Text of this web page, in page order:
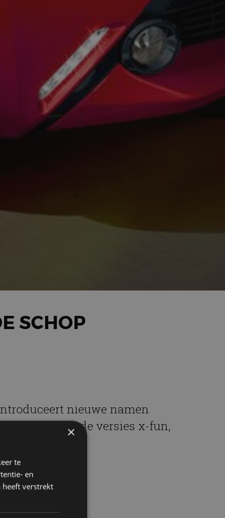
SCHOP
nieuwe namen
keuze uit de versies x-fun,
×
te
en
heeft verstrekt